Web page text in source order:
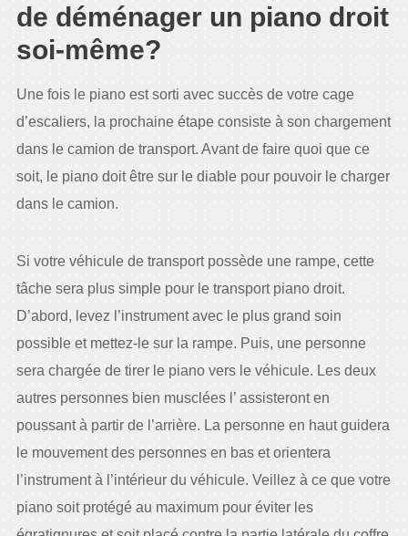
de déménager un piano droit
soi-même?
Une fois le piano est sorti avec succès de votre cage
d’escaliers, la prochaine étape consiste à son chargement
dans le camion de transport. Avant de faire quoi que ce
soit, le piano doit être sur le diable pour pouvoir le charger
dans le camion.
Si votre véhicule de transport possède une rampe, cette
tâche sera plus simple pour le transport piano droit.
D’abord, levez l’instrument avec le plus grand soin
possible et mettez-le sur la rampe. Puis, une personne
sera chargée de tirer le piano vers le véhicule. Les deux
autres personnes bien musclées l’ assisteront en
poussant à partir de l’arrière. La personne en haut guidera
le mouvement des personnes en bas et orientera
l’instrument à l’intérieur du véhicule. Veillez à ce que votre
piano soit protégé au maximum pour éviter les